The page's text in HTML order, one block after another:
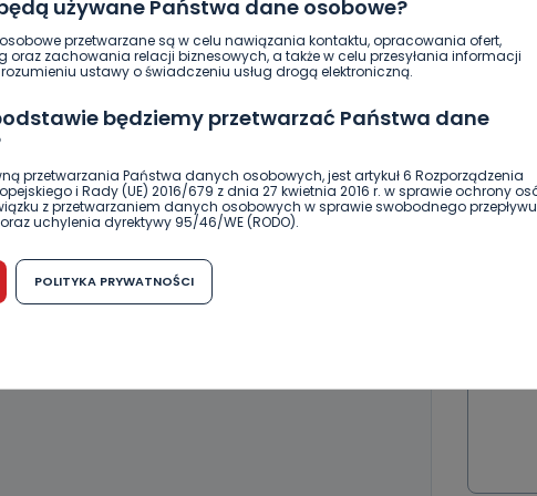
używane Państwa dane osobowe?
przetwarzane są w celu nawiązania kontaktu, opracowania ofert,
oraz zachowania relacji biznesowych, a także w celu przesyłania informacji
ustawy o świadczeniu usług drogą elektroniczną.
będziemy przetwarzać Państwa dane
przetwarzania Państwa danych osobowych, jest artykuł 6 Rozporządzenia
i Rady (UE) 2016/679 z dnia 27 kwietnia 2016 r. w sprawie ochrony
z przetwarzaniem danych osobowych w sprawie swobodnego przepływu
uchylenia dyrektywy 95/46/WE (RODO).
cofnięcia zgody?
osobowych jest dobrowolne, nie jest wymogiem ustawowym lub umownym
POLITYKA PRYWATNOŚCI
DOŁĄCZ DO